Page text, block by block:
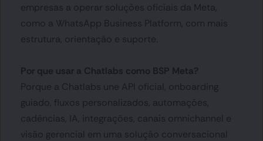
empresas a operar soluções oficiais da Meta,
como a WhatsApp Business Platform, com mais
estrutura, orientação e suporte.
Por que usar a Chatlabs como BSP Meta?
Porque a Chatlabs une API oficial, onboarding
guiado, fluxos personalizados, automações,
cadências, IA, integrações, canais omnichannel e
visão gerencial em uma solução conversacional